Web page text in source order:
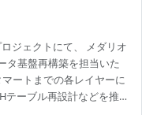
ジェクトにて、 メダリオ
タ基盤再構築を担当いた
ートまでの各レイヤーに
テーブル再設計などを推